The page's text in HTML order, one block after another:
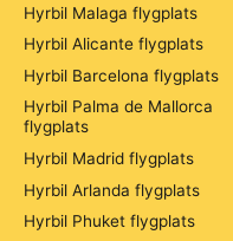
Hyrbil Malaga flygplats
Hyrbil Alicante flygplats
Hyrbil Barcelona flygplats
Hyrbil Palma de Mallorca
flygplats
Hyrbil Madrid flygplats
Hyrbil Arlanda flygplats
Hyrbil Phuket flygplats